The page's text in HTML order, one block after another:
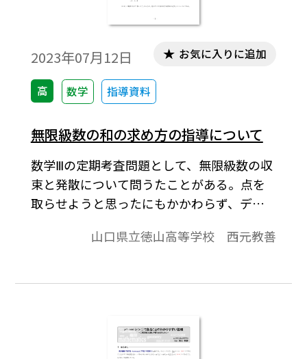
2023年07月12日
高 数学 指導資料
お気に入りに追加
無限級数の和の求め方の指導について
数学Ⅲの定期考査問題として、無限級数の収
束と発散について問うたことがある。点を
取らせようと思ったにもかかわらず、デキ
求め方（発散も含めて）の指導の徹底が必
考察してみた。
山口県立徳山高等学校 西元教善